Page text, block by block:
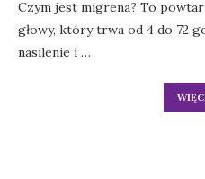
Czym jest migrena? To
głowy, który trwa od 4 do 72
nasilenie i …